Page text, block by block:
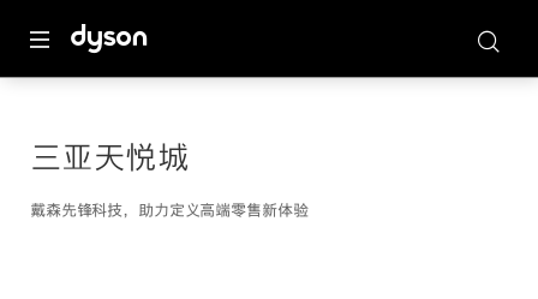
三亚天悦城
戴森先锋科技，助力定义高端零售新体验